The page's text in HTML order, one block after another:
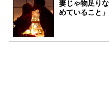
妻じゃ物足り
めていること